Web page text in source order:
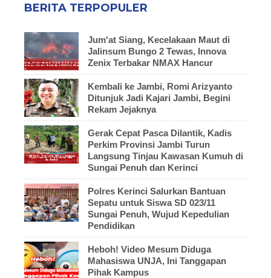
BERITA TERPOPULER
Jum'at Siang, Kecelakaan Maut di
Jalinsum Bungo 2 Tewas, Innova
Zenix Terbakar NMAX Hancur
Kembali ke Jambi, Romi Arizyanto
Ditunjuk Jadi Kajari Jambi, Begini
Rekam Jejaknya
Gerak Cepat Pasca Dilantik, Kadis
Perkim Provinsi Jambi Turun
Langsung Tinjau Kawasan Kumuh di
Sungai Penuh dan Kerinci
Polres Kerinci Salurkan Bantuan
Sepatu untuk Siswa SD 023/11
Sungai Penuh, Wujud Kepedulian
Pendidikan
Heboh! Video Mesum Diduga
Mahasiswa UNJA, Ini Tanggapan
Pihak Kampus